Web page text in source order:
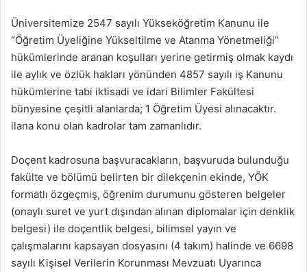
Üniversitemize 2547 sayılı Yükseköğretim Kanunu ile
“Öğretim Üyeliğine Yükseltilme ve Atanma Yönetmeliği”
hükümlerinde aranan koşulları yerine getirmiş olmak kaydı
ile aylık ve özlük hakları yönünden 4857 sayılı iş Kanunu
hükümlerine tabi iktisadi ve idari Bilimler Fakültesi
bünyesine çeşitli alanlarda; 1 Öğretim Üyesi alınacaktır.
ilana konu olan kadrolar tam zamanlıdır.
Doçent kadrosuna başvuracakların, başvuruda bulunduğu
fakülte ve bölümü belirten bir dilekçenin ekinde, YÖK
formatlı özgeçmiş, öğrenim durumunu gösteren belgeler
(onaylı suret ve yurt dışından alınan diplomalar için denklik
belgesi) ile doçentlik belgesi, bilimsel yayın ve
çalışmalarını kapsayan dosyasını (4 takım) halinde ve 6698
sayılı Kişisel Verilerin Korunması Mevzuatı Uyarınca